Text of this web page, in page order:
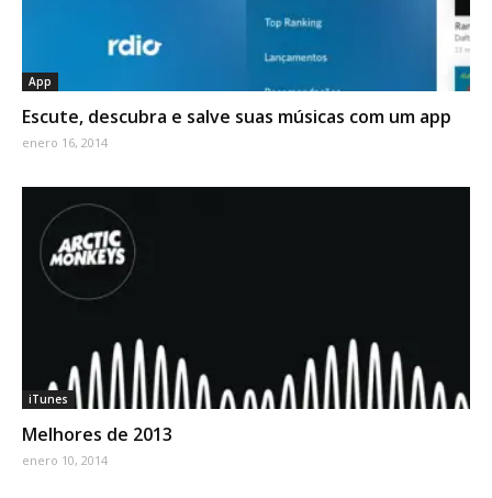
App
Escute, descubra e salve suas músicas com um app
enero 16, 2014
iTunes
Melhores de 2013
enero 10, 2014